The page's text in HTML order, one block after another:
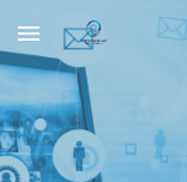
Skip to main content